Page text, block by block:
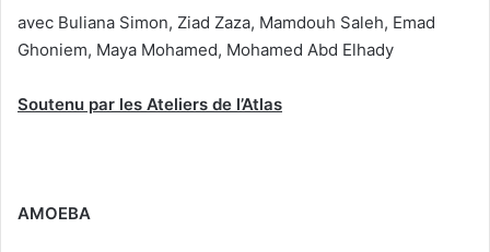
avec Buliana Simon, Ziad Zaza, Mamdouh Saleh, Emad
Ghoniem, Maya Mohamed, Mohamed Abd Elhady
Soutenu par les Ateliers de l’Atlas
AMOEBA